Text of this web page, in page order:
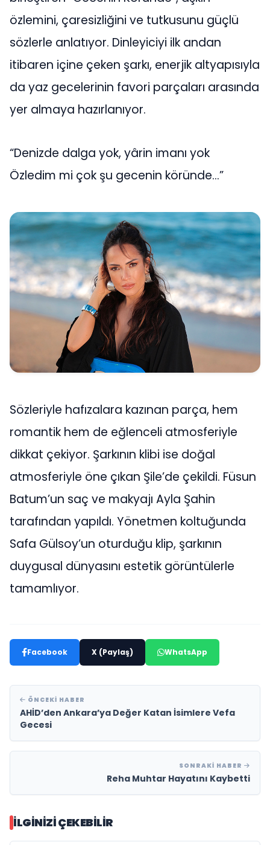
özlemini, çaresizliğini ve tutkusunu güçlü
sözlerle anlatıyor. Dinleyiciyi ilk andan
itibaren içine çeken şarkı, enerjik altyapısıyla
da yaz gecelerinin favori parçaları arasında
yer almaya hazırlanıyor.
“Denizde dalga yok, yârin imanı yok
Özledim mi çok şu gecenin köründe…”
Sözleriyle hafızalara kazınan parça, hem
romantik hem de eğlenceli atmosferiyle
dikkat çekiyor. Şarkının klibi ise doğal
atmosferiyle öne çıkan Şile’de çekildi. Füsun
Batum’un saç ve makyajı Ayla Şahin
tarafından yapıldı. Yönetmen koltuğunda
Safa Gülsoy’un oturduğu klip, şarkının
duygusal dünyasını estetik görüntülerle
tamamlıyor.
Facebook X (Paylaş) WhatsApp
ÖNCEKI HABER
AHİD’den Ankara’ya Değer Katan İsimlere Vefa
Gecesi
SONRAKI HABER
Reha Muhtar Hayatını Kaybetti
İLGINIZI ÇEKEBILIR